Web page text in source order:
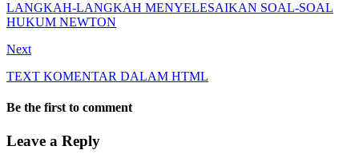
LANGKAH-LANGKAH MENYELESAIKAN SOAL-SOAL
HUKUM NEWTON
Next
TEXT KOMENTAR DALAM HTML
Be the first to comment
Leave a Reply